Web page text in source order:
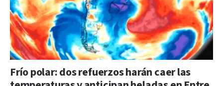
Frío polar: dos refuerzos harán caer las